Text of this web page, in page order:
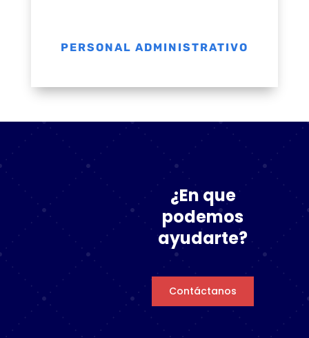
PERSONAL ADMINISTRATIVO
¿En que
podemos
ayudarte?
Contáctanos